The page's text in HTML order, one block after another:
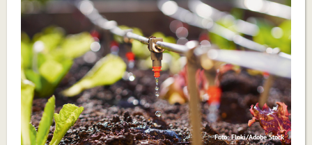
Foto: Floki/Adobe Stock